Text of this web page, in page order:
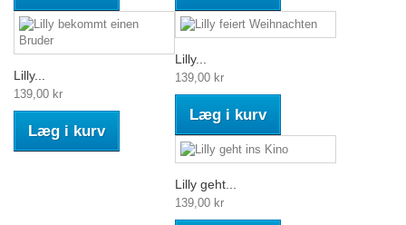
Lilly...
139,00 kr
Læg i kurv
Lilly...
139,00 kr
Læg i kurv
Lilly geht...
139,00 kr